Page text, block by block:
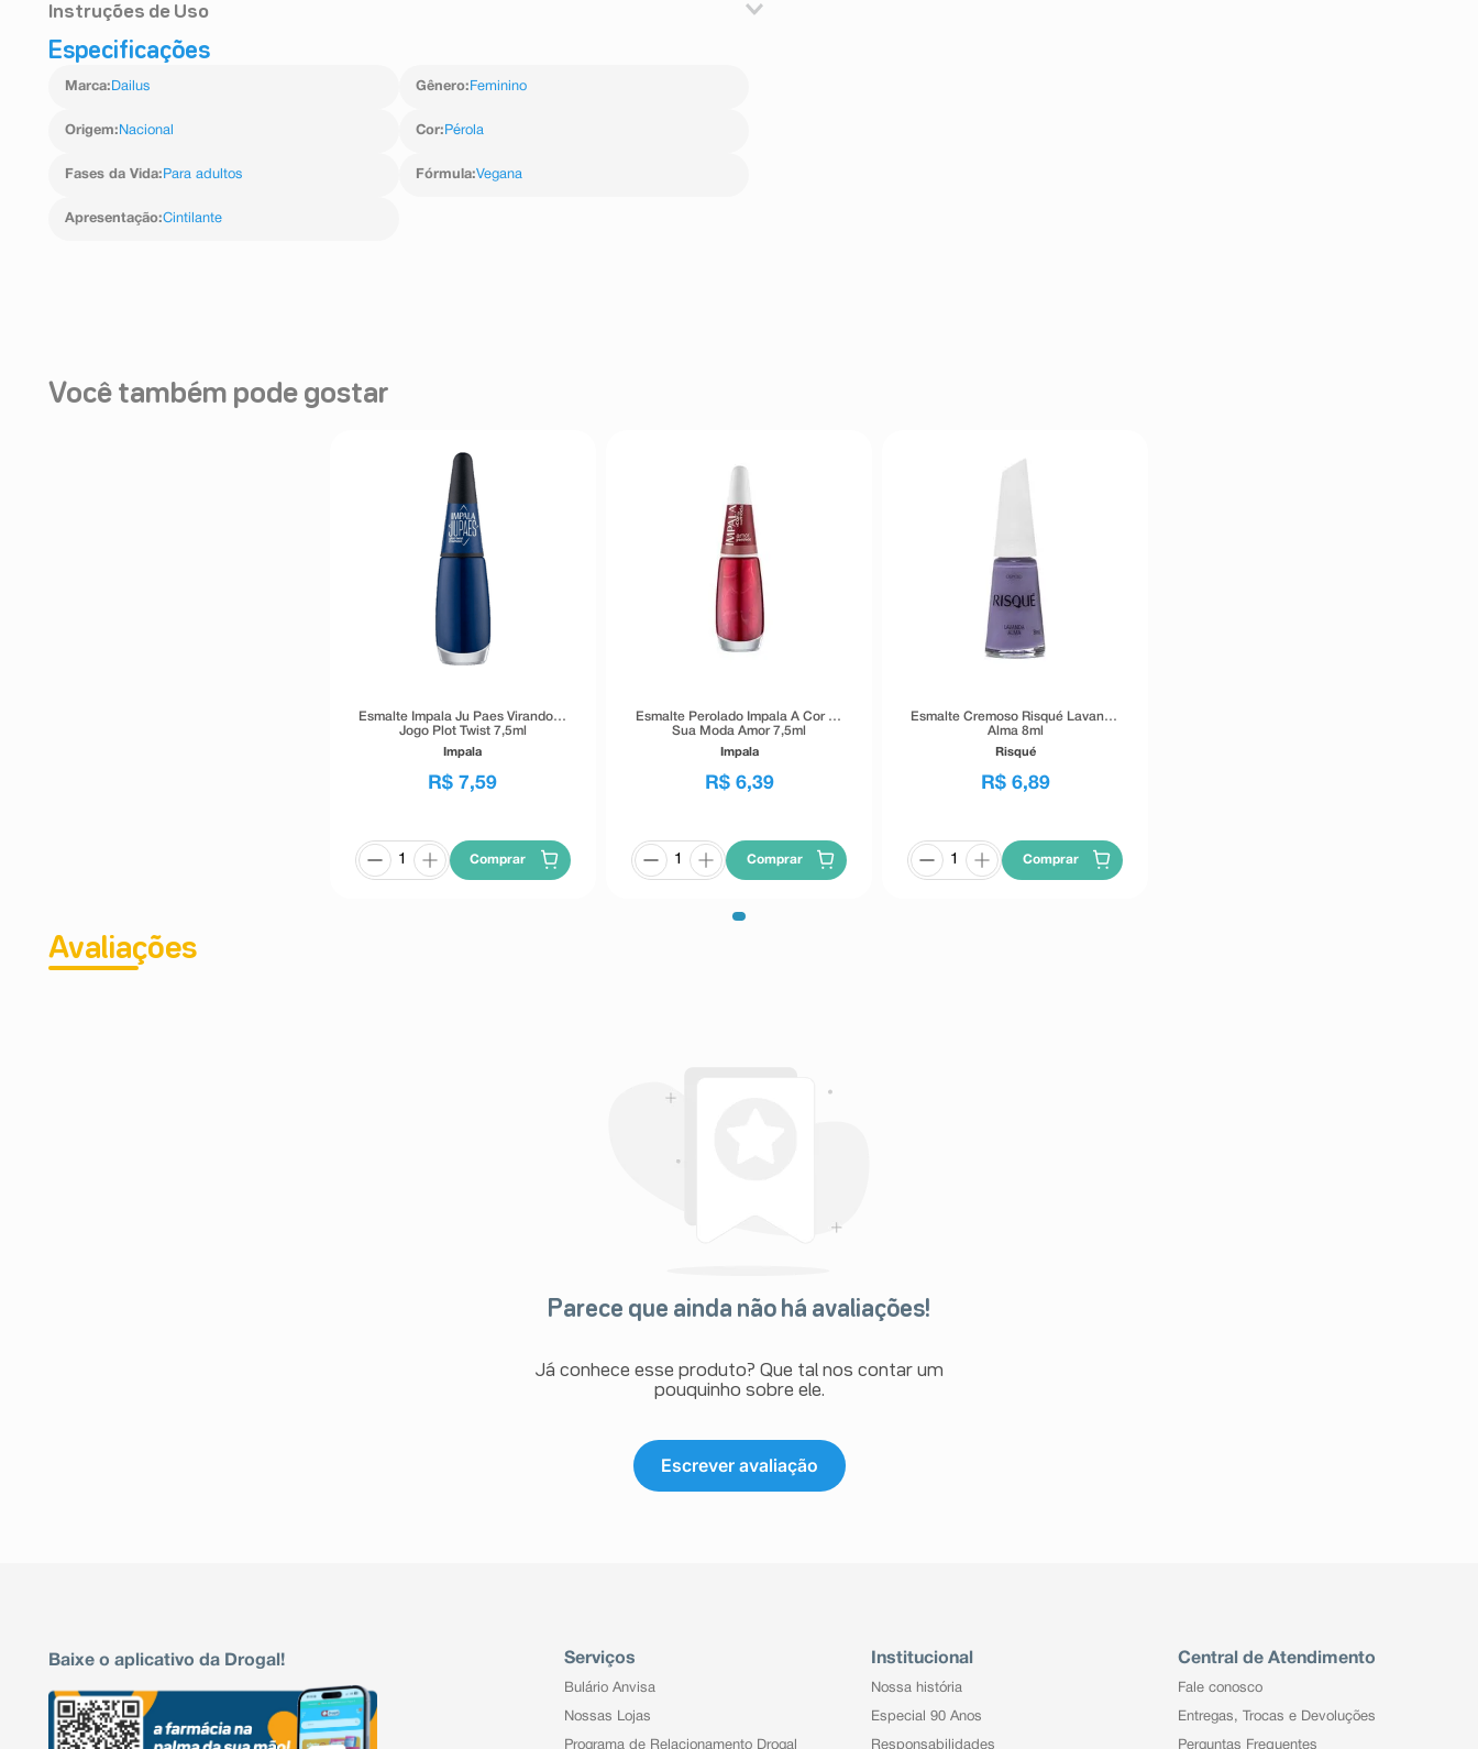
Instruções de Uso
Agite bem o esmalte antes de usar. Em seguida, aplique-o sobre as unhas e aguarde a
cor que você preferir.
Especificações
Marca: Dailus Gênero: Feminino
Origem: Nacional Cor: Pérola
Fases da Vida: Para adultos Fórmula:Vegana
Apresentação:Cintilante
Você também pode gostar
Esmalte Impala Ju Paes Virando O
Jogo Plot Twist 7,5ml
Impala
R$ 7,59
Comprar
Esmalte Perolado Impala A Cor da
Sua Moda Amor 7,5ml
Impala
R$ 6,39
Comprar
Esmalte Cremoso Risqué Lavanda
Alma 8ml
Risqué
R$ 6,89
Comprar
Avaliações
Parece que ainda não há avaliações!
Já conhece esse produto? Que tal nos contar um
pouquinho sobre ele.
Escrever avaliação
Baixe o aplicativo da Drogal! Serviços
Bulário Anvisa
Nossas Lojas
Programa de Relacionamento Drogal
Institucional
Nossa história
Especial 90 Anos
Responsabilidades
Central de Atendimento
Fale conosco
Entregas, Trocas e Devoluções
Perguntas Frequentes